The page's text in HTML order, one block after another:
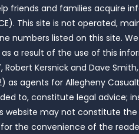
friends and families acquire
This site is not operated,
numbers listed on this site.
a result of the use of this
Kersnick and Dave
as agents for Allegheny
to, constitute legal advice;
website may not constitute
the convenience of the